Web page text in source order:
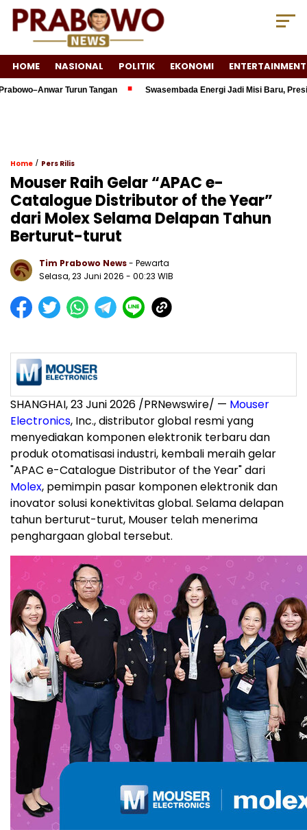
HOME NASIONAL POLITIK EKONOMI ENTERTAINMENT
Turun Tangan Swasembada Energi Jadi Misi Baru, Presiden
Home / Pers Rilis
Mouser Raih Gelar “APAC e-
Catalogue Distributor of the Year”
dari Molex Selama Delapan Tahun
Berturut-turut
Tim Prabowo News- Pewarta
Selasa, 23 Juni 2026 - 00:23 WIB
SHANGHAI,23 Juni 2026 /PRNewswire/ — Mouser
Electronics, Inc., distributor global resmi yang
menyediakan komponen elektronik terbaru dan
produk otomatisasi industri, kembali meraih gelar
"APAC e-Catalogue Distributor of the Year" dari
Molex, pemimpin pasar komponen elektronik dan
inovator solusi konektivitas global. Selama delapan
tahun berturut-turut, Mouser telah menerima
penghargaan global tersebut.